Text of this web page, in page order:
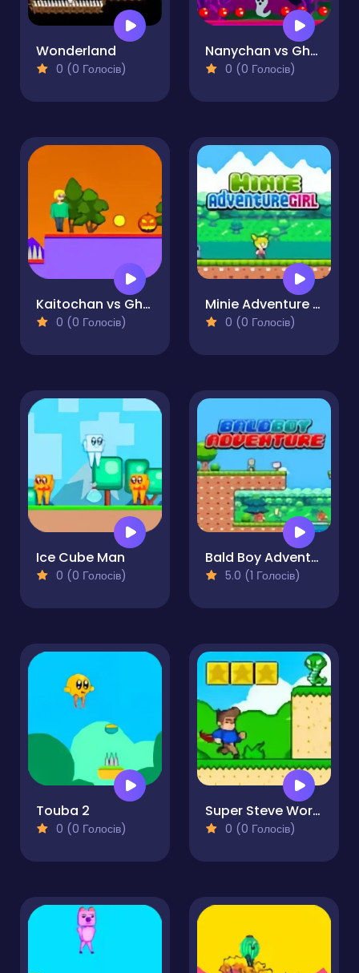
Wonderland
0 (0 Голосів)
Nanychan vs Ghosts 2
0 (0 Голосів)
Kaitochan vs Ghosts 2
0 (0 Голосів)
Minie Adventure Girl
0 (0 Голосів)
Ice Cube Man
0 (0 Голосів)
Bald Boy Adventure
5.0 (1 Голосів)
Touba 2
0 (0 Голосів)
Super Steve World
0 (0 Голосів)